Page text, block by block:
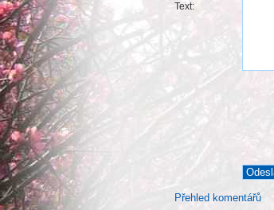
Text:
Přehled komentářů